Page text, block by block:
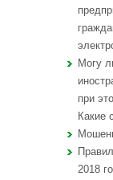
Могу
при
Какие
2018